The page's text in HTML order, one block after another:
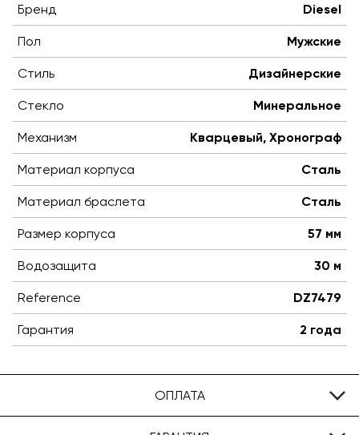
Бренд Diesel
Пол Мужские
Стиль Дизайнерские
Стекло Минеральное
Механизм Кварцевый, Хронограф
Материал корпуса Сталь
Материал браслета Сталь
Размер корпуса 57 мм
Водозащита 30 м
Reference DZ7479
Гарантия 2 года
ОПЛАТА